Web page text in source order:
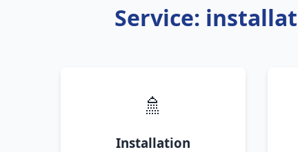
Service:
🚿
Installation